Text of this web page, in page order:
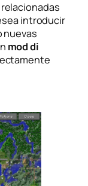
introducir
nuevas
mod di